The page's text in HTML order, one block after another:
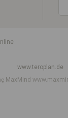
www.teroplan.de
MaxMind